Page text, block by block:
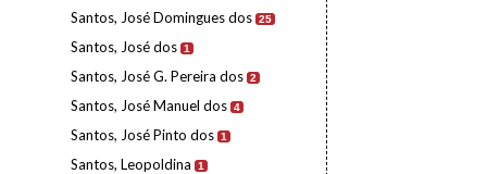
Santos, José Domingues dos 25
Santos, José dos 1
Santos, José G. Pereira dos 2
Santos, José Manuel dos 4
Santos, José Pinto dos 1
Santos, Leopoldina 1